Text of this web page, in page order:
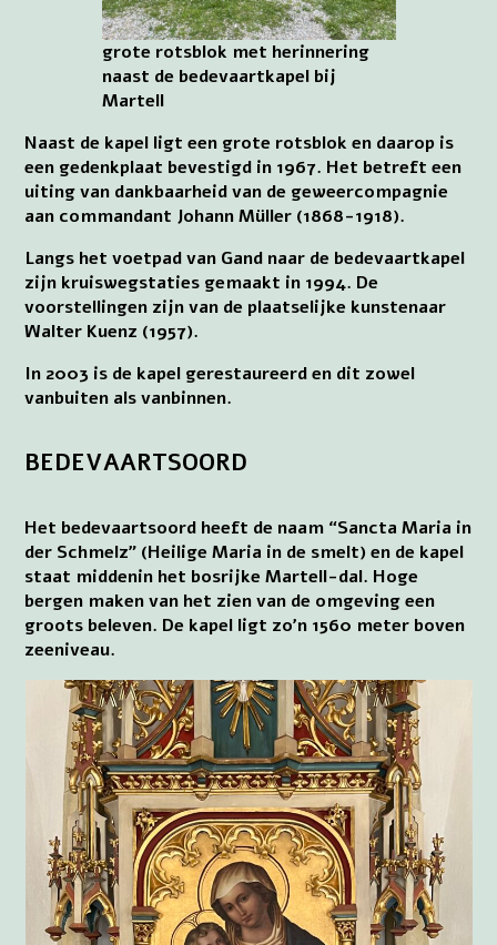
grote rotsblok met herinnering
naast de bedevaartkapel bij
Martell
Naast de kapel ligt een grote rotsblok en daarop is
een gedenkplaat bevestigd in 1967. Het betreft een
uiting van dankbaarheid van de geweercompagnie
aan commandant Johann Müller (1868-1918).
Langs het voetpad van Gand naar de bedevaartkapel
zijn kruiswegstaties gemaakt in 1994. De
voorstellingen zijn van de plaatselijke kunstenaar
Walter Kuenz (1957).
In 2003 is de kapel gerestaureerd en dit zowel
vanbuiten als vanbinnen.
BEDEVAARTSOORD
Het bedevaartsoord heeft de naam “Sancta Maria in
der Schmelz” (Heilige Maria in de smelt) en de kapel
staat middenin het bosrijke Martell-dal. Hoge
bergen maken van het zien van de omgeving een
groots beleven. De kapel ligt zo’n 1560 meter boven
zeeniveau.